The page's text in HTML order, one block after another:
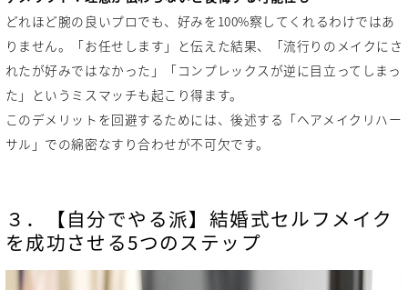
どれほど腕の良いプロでも、好みを100%察してくれるわけではあ
りません。「お任せします」と伝えた結果、「流行りのメイクにさ
れたが好みではなかった」「コンプレックスが逆に目立ってしまっ
た」というミスマッチも起こり得ます。
このデメリットを回避するためには、後述する「ヘアメイクリハー
サル」での綿密なすり合わせが不可欠です。
３．【自分でやる派】結婚式セルフメイク
を成功させる5つのステップ